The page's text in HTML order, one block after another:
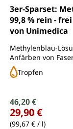
3er-Sparset:
99,8 % rein - frei
von Unimedica
Methylenblau-
Anfärben von
Tropfen
Verkaufspreis:
Regulärer Preis:
46,20 €
29,90 €
(99,67 € / l)